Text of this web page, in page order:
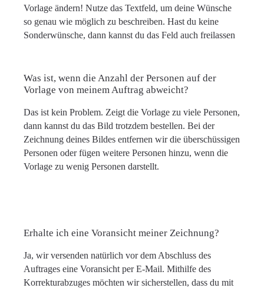
Vorlage ändern! Nutze das Textfeld, um deine Wünsche
so genau wie möglich zu beschreiben. Hast du keine
Sonderwünsche, dann kannst du das Feld auch freilassen
Was ist, wenn die Anzahl der Personen auf der
Vorlage von meinem Auftrag abweicht?
Das ist kein Problem. Zeigt die Vorlage zu viele Personen,
dann kannst du das Bild trotzdem bestellen. Bei der
Zeichnung deines Bildes entfernen wir die überschüssigen
Personen oder fügen weitere Personen hinzu, wenn die
Vorlage zu wenig Personen darstellt.
Erhalte ich eine Voransicht meiner Zeichnung?
Ja, wir versenden natürlich vor dem Abschluss des
Auftrages eine Voransicht per E-Mail. Mithilfe des
Korrekturabzuges möchten wir sicherstellen, dass du mit